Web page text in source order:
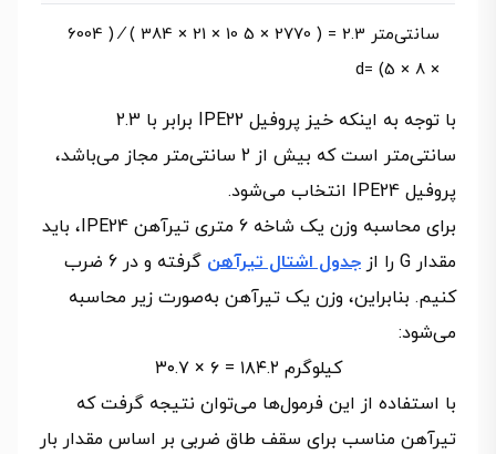
سانتی‌متر 2.3 = ( 2770 × 5 10 × 21 × 384 ) ⁄ ( 6004
× 8 × 5) =d
با توجه به اینکه خیز پروفیل IPE22 برابر با 2.3
سانتی‌متر است که بیش از 2 سانتی‌متر مجاز می‌باشد،
پروفیل IPE24 انتخاب می‌شود.
برای محاسبه وزن یک شاخه 6 متری تیرآهن IPE24، باید
مقدار G را از
جدول اشتال تیرآهن
گرفته و در 6 ضرب
کنیم. بنابراین، وزن یک تیرآهن به‌صورت زیر محاسبه
می‌شود:
کیلوگرم ۱۸۴.۲ = ۶ × ۳۰.۷
با استفاده از این فرمول‌ها می‌توان نتیجه گرفت که
تیرآهن مناسب برای سقف طاق ضربی بر اساس مقدار بار